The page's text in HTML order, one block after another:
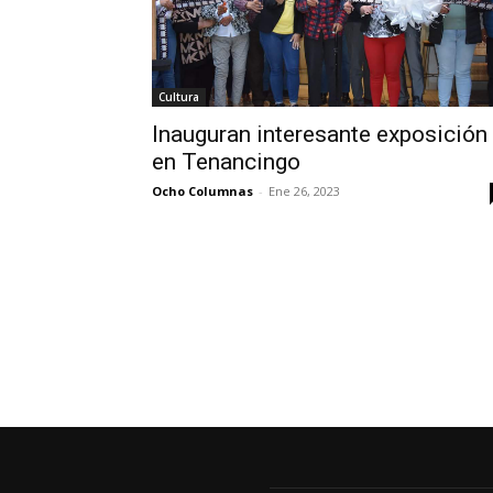
Cultura
Inauguran interesante exposición
en Tenancingo
Ocho Columnas - Ene 26, 2023